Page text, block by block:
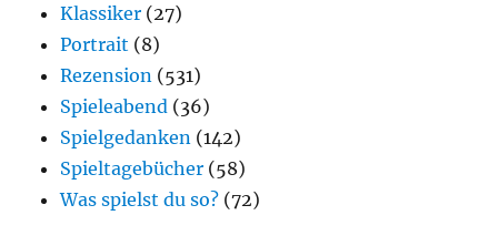
Klassiker (27)
Portrait (8)
Rezension (531)
Spieleabend (36)
Spielgedanken (142)
Spieltagebücher (58)
Was spielst du so? (72)